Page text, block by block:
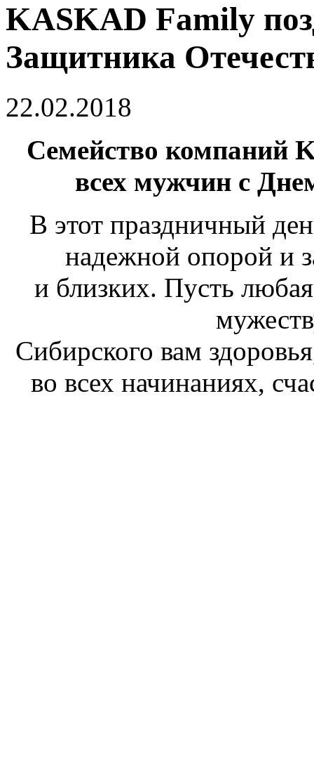
KASKAD Family
Защитника
22.02.2018
Семейство компаний
всех мужчин с
В этот праздничный
надежной опорой и
и близких. Пусть
Сибирского вам
во всех начинаниях,